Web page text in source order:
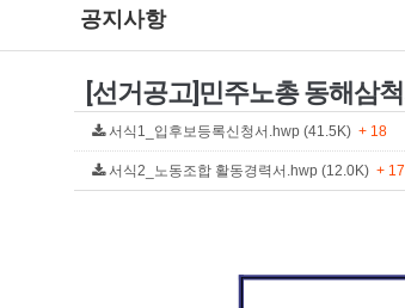
공지사항
[선거공고]민주노총 동해삼
서식1_입후보등록신청서.hwp (41.5K) + 18
서식2_노동조합 활동경력서.hwp (12.0K) + 17